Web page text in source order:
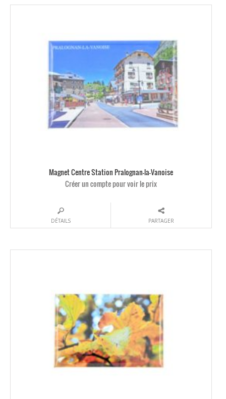
Magnet Centre Station Pralognan-la-Vanoise
Créer un compte pour voir le prix
DÉTAILS PARTAGER